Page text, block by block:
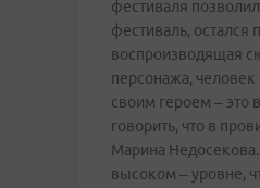
фестиваля
фестиваль,
воспроизводящая
персонажа,
своим героем – это
говорить, что в
Марина Недосекова.
высоком – уровне,